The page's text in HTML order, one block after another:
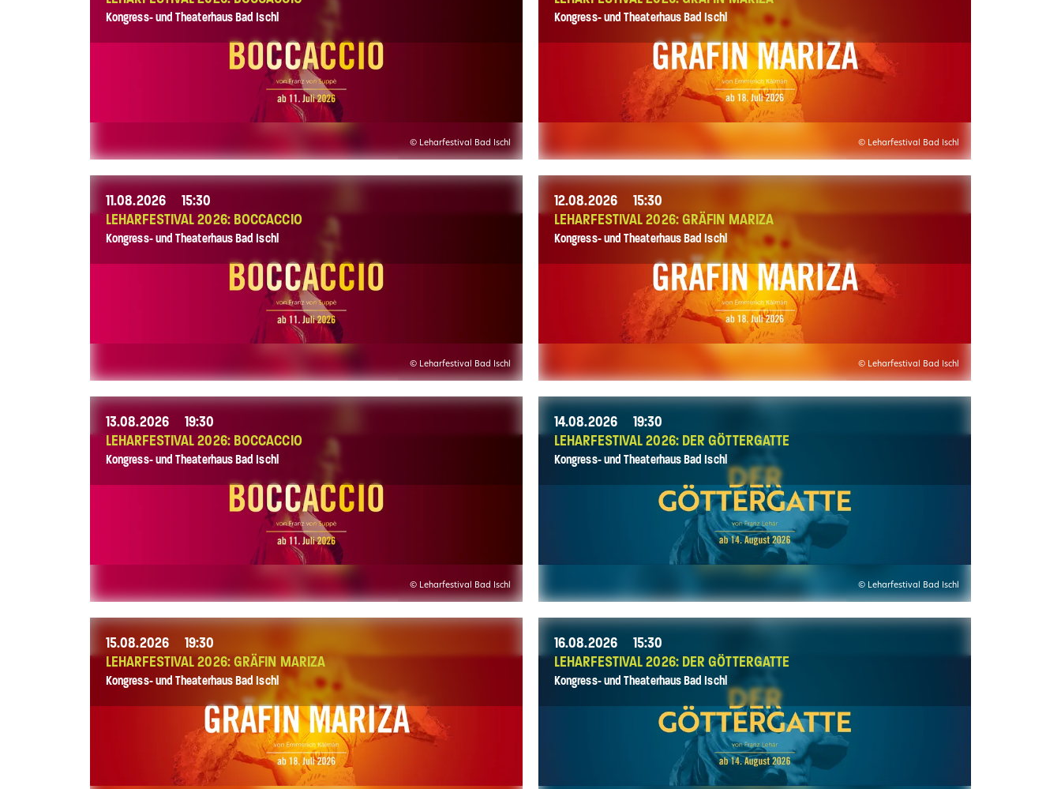
Kongress- und Theaterhaus Bad Ischl
© Leharfestival Bad Ischl
Kongress- und Theaterhaus Bad Ischl
© Leharfestival Bad Ischl
11.08.2026
15:30
LEHARFESTIVAL 2026: BOCCACCIO
Kongress- und Theaterhaus Bad Ischl
© Leharfestival Bad Ischl
12.08.2026
15:30
LEHARFESTIVAL 2026: GRÄFIN MARIZA
Kongress- und Theaterhaus Bad Ischl
© Leharfestival Bad Ischl
13.08.2026
19:30
LEHARFESTIVAL 2026: BOCCACCIO
Kongress- und Theaterhaus Bad Ischl
© Leharfestival Bad Ischl
14.08.2026
19:30
LEHARFESTIVAL 2026: DER GÖTTERGATTE
Kongress- und Theaterhaus Bad Ischl
© Leharfestival Bad Ischl
15.08.2026
19:30
LEHARFESTIVAL 2026: GRÄFIN MARIZA
Kongress- und Theaterhaus Bad Ischl
16.08.2026
15:30
LEHARFESTIVAL 2026: DER GÖTTERGATTE
Kongress- und Theaterhaus Bad Ischl